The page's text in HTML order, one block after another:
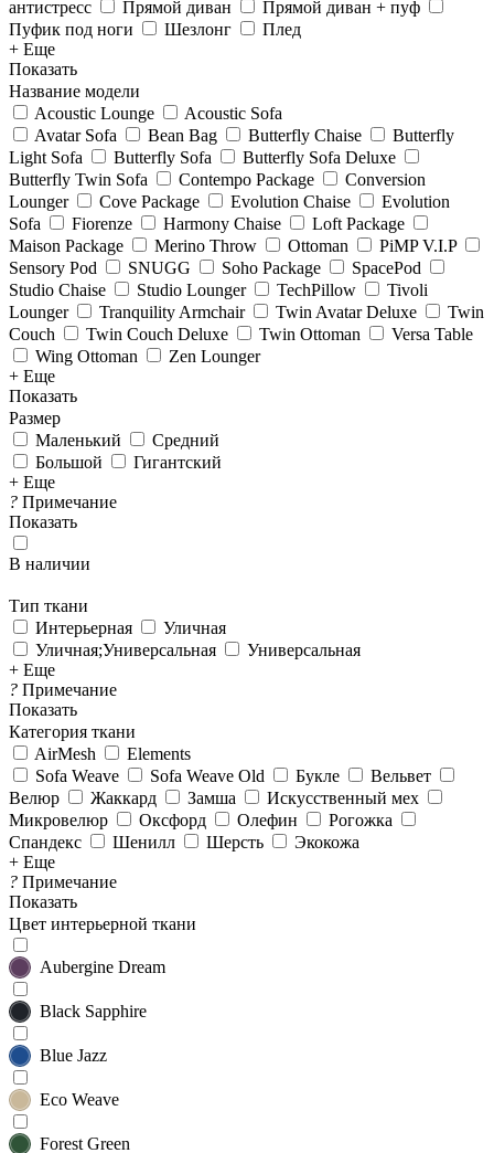
антистресс
Прямой диван
Прямой диван + пуф
Пуфик под ноги
Шезлонг
Плед
+ Еще
Показать
Название модели
Acoustic Lounge
Acoustic Sofa
Avatar Sofa
Bean Bag Butterfly Chaise
Butterfly
Light Sofa
Butterfly Sofa
Butterfly Sofa Deluxe
Butterfly Twin Sofa
Contempo Package
Conversion
Lounger
Cove Package Evolution Chaise
Evolution
Sofa
Fiorenze Harmony Chaise
Loft Package
Maison Package
Merino Throw Ottoman
PiMP V.I.P
Sensory Pod
SNUGG Soho Package
SpacePod
Studio Chaise
Studio Lounger TechPillow
Tivoli
Lounger
Tranquility Armchair Twin Avatar Deluxe
Twin
Couch
Twin Couch Deluxe Twin Ottoman
Versa Table
Wing Ottoman
Zen Lounger
+ Еще
Показать
Размер
Маленький
Средний
Большой
Гигантский
+ Еще
? Примечание
Показать
В наличии
Тип ткани
Интерьерная
Уличная
Уличная;Универсальная
Универсальная
+ Еще
? Примечание
Показать
Категория ткани
AirMesh
Elements
Sofa Weave
Sofa Weave Old Букле
Вельвет
Велюр
Жаккард Замша
Искусственный мех
Микровелюр
Оксфорд Олефин
Рогожка
Спандекс
Шенилл Шерсть
Экокожа
+ Еще
? Примечание
Показать
Цвет интерьерной ткани
Aubergine Dream
Black Sapphire
Blue Jazz
Eco Weave
Forest Green